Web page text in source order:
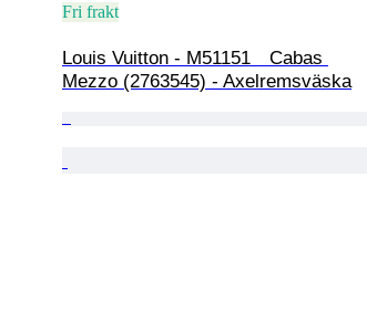
Fri frakt
Louis Vuitton - M51151　Cabas
Mezzo (2763545) - Axelremsväska